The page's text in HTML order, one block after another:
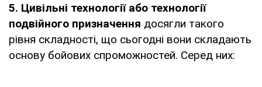
5. Цивільні технології або технології
подвійного призначення досягли такого
рівня складності, що сьогодні вони складають
основу бойових спроможностей. Серед них: